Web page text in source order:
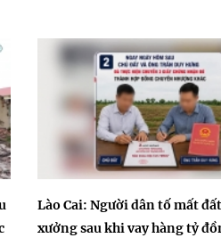
Lào Cai: Người dân tố mất
xưởng sau khi vay hàng tỷ